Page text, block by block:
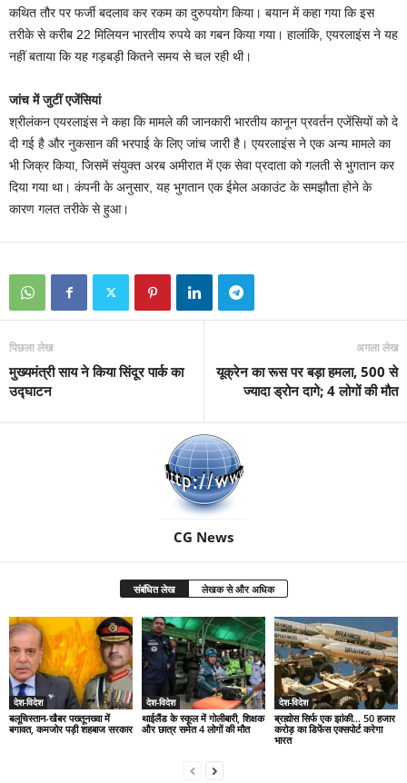
कथित तौर पर फर्जी बदलाव कर रकम का दुरुपयोग किया। बयान में कहा गया कि इस
तरीके से करीब 22 मिलियन भारतीय रुपये का गबन किया गया। हालांकि, एयरलाइंस ने यह
नहीं बताया कि यह गड़बड़ी कितने समय से चल रही थी।
जांच में जुटीं एजेंसियां
श्रीलंकन एयरलाइंस ने कहा कि मामले की जानकारी भारतीय कानून प्रवर्तन एजेंसियों को दे
दी गई है और नुकसान की भरपाई के लिए जांच जारी है। एयरलाइंस ने एक अन्य मामले का
भी जिक्र किया, जिसमें संयुक्त अरब अमीरात में एक सेवा प्रदाता को गलती से भुगतान कर
दिया गया था। कंपनी के अनुसार, यह भुगतान एक ईमेल अकाउंट के समझौता होने के
कारण गलत तरीके से हुआ।
पिछला लेख
मुख्यमंत्री साय ने किया सिंदूर पार्क का
उद्घाटन
अगला लेख
यूक्रेन का रूस पर बड़ा हमला, 500 से
ज्यादा ड्रोन दागे; 4 लोगों की मौत
CG News
संबंधित लेख लेखक से और अधिक
देश-विदेश
बलूचिस्तान-खैबर पख्तूनख्वा में
बगावत, कमजोर पड़ी शहबाज सरकार
देश-विदेश
थाईलैंड के स्कूल में गोलीबारी, शिक्षक
और छात्र समेत 4 लोगों की मौत
देश-विदेश
ब्रह्मोस सिर्फ एक झांकी… 50 हजार
करोड़ का डिफेंस एक्सपोर्ट करेगा
भारत